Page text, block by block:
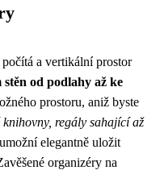
a vertikální prostor
od podlahy až ke
prostoru, aniž byste
knihovny, regály sahající až
elegantně uložit
organizéry na